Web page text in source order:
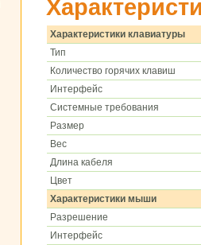
Характеристики клавиатуры
Тип
Количество горячих клавиш
Интерфейс
Системные требования
Размер
Вес
Длина кабеля
Цвет
Характеристики мыши
Разрешение
Интерфейс